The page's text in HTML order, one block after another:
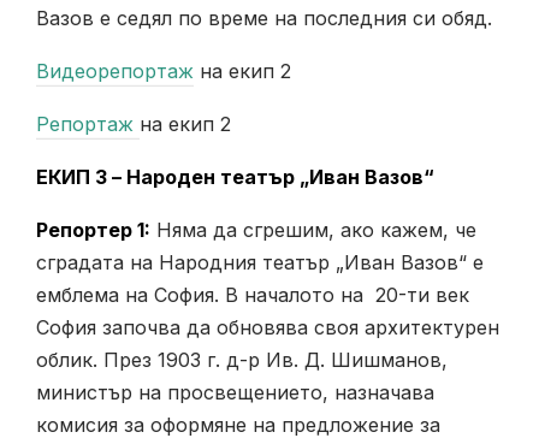
Вазов е седял по време на последния си обяд.
Видеорепортаж на екип 2
Репортаж на екип 2
ЕКИП 3 – Народен театър „Иван Вазов“
Репортер 1: Няма да сгрешим, ако кажем, че
сградата на Народния театър „Иван Вазов“ е
емблема на София. В началото на 20-ти век
София започва да обновява своя архитектурен
облик. През 1903 г. д-р Ив. Д. Шишманов,
министър на просвещението, назначава
комисия за оформяне на предложение за